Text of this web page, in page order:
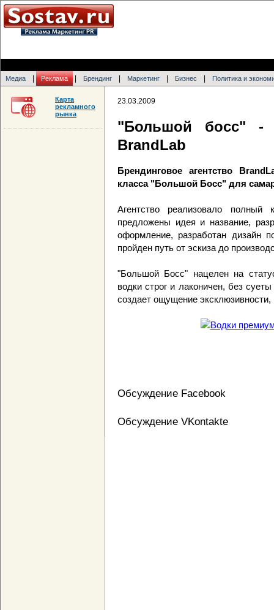
Медиа Реклама Брендинг Маркетинг Бизнес Политика и
23.03.2009
"Большой босс" -
BrandLab
Брендинговое агентство
класса "Большой Босс" для
Агентство реализовало
предложены идея и название,
оформление, разработан дизайн
пройден путь от эскиза до
"Большой Босс" нацелен на
водки строг и лаконичен, без
создает ощущение
Обсуждение Facebook
Обсуждение VKontakte
Карта
рекламного
рынка